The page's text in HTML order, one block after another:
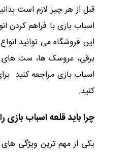
قبل از هر چیز لازم است
اسباب بازی با فراهم کردن
این فروشگاه می توانید
برقی، عروسک ها، ست های
اسباب بازی مراجعه کنید.
کنید.
چرا باید قلعه اسباب بازی
یکی از مهم ترین ویژگی